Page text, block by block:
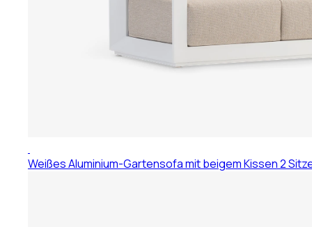
Weißes Aluminium-Gartensofa mit beigem Kissen 2